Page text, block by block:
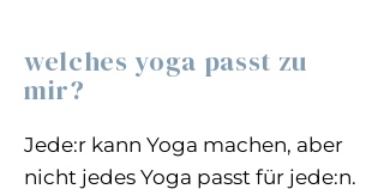
welches yoga passt zu
mir?
Jede:r kann Yoga machen, aber
nicht jedes Yoga passt für jede:n.